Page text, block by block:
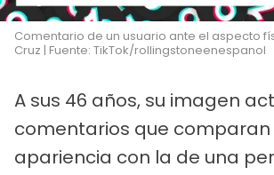
Comentario de un usuario ante el aspecto
Cruz | Fuente: TikTok/rollingstoneenespanol
A sus 46 años, su imagen
comentarios que comparan
apariencia con la de una